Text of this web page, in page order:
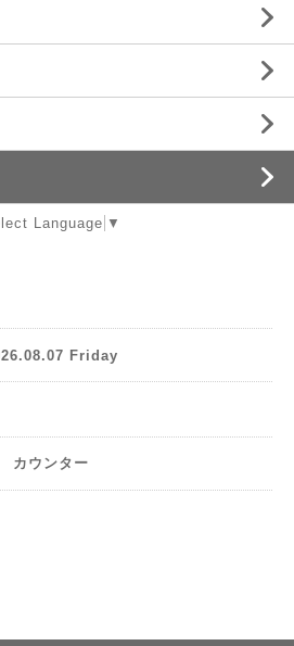
Language ▼
Friday
カウンター